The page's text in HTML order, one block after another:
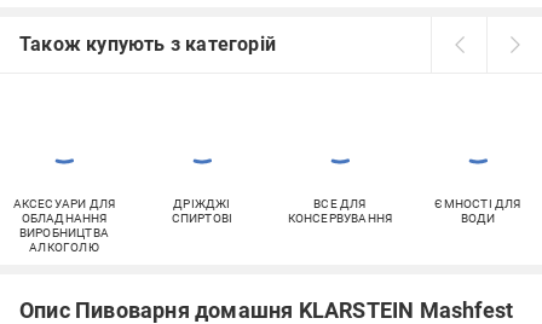
Також купують з категорій
АКСЕСУАРИ ДЛЯ
ОБЛАДНАННЯ
ВИРОБНИЦТВА
АЛКОГОЛЮ
ДРІЖДЖІ
СПИРТОВІ
ВСЕ ДЛЯ
КОНСЕРВУВАННЯ
ЄМНОСТІ ДЛЯ
ВОДИ
Опис Пивоварня домашня KLARSTEIN Mashfest